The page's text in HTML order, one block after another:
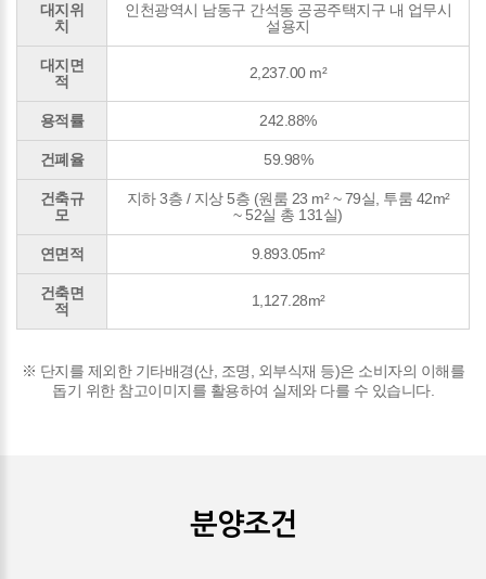
대지위
치
인천광역시 남동구 간석동 공공주택지구 내 업무시
설용지
대지면
적
2,237.00 m²
용적률 242.88%
건폐율 59.98%
건축규
모
지하 3층 / 지상 5층 (원룸 23 m² ~ 79실, 투룸 42m²
~ 52실 총 131실)
연면적 9.893.05m²
건축면
적
1,127.28m²
※ 단지를 제외한 기타배경(산, 조명, 외부식재 등)은 소비자의 이해를
돕기 위한 참고이미지를 활용하여 실제와 다를 수 있습니다.
분양조건